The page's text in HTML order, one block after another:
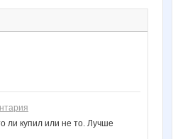
ли купил или не то. Лучше